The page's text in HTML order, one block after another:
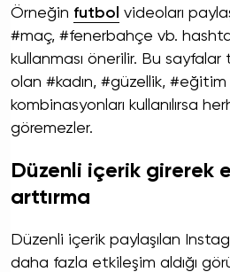
Örneğin futbol videoları
#maç, #fenerbahçe vb.
kullanması önerilir. Bu sayfalar
olan #kadın, #güzellik,
kombinasyonları kullanılırsa
göremezler.
Düzenli içerik girerek
arttırma
Düzenli içerik paylaşılan
daha fazla etkileşim aldığı